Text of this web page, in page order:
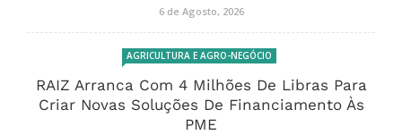
6 de Agosto, 2026
AGRICULTURA E AGRO-NEGÓCIO
RAIZ Arranca Com 4 Milhões De Libras Para
Criar Novas Soluções De Financiamento Às
PME